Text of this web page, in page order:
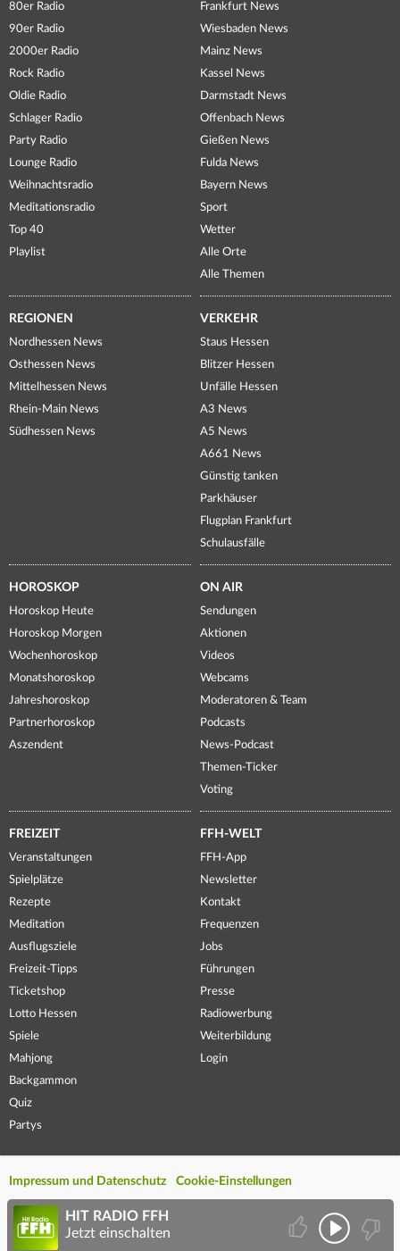
80er Radio
90er Radio
2000er Radio
Rock Radio
Oldie Radio
Schlager Radio
Party Radio
Lounge Radio
Weihnachtsradio
Meditationsradio
Top 40
Playlist
Frankfurt News
Wiesbaden News
Mainz News
Kassel News
Darmstadt News
Offenbach News
Gießen News
Fulda News
Bayern News
Sport
Wetter
Alle Orte
Alle Themen
REGIONEN
Nordhessen News
Osthessen News
Mittelhessen News
Rhein-Main News
Südhessen News
VERKEHR
Staus Hessen
Blitzer Hessen
Unfälle Hessen
A3 News
A5 News
A661 News
Günstig tanken
Parkhäuser
Flugplan Frankfurt
Schulausfälle
HOROSKOP
Horoskop Heute
Horoskop Morgen
Wochenhoroskop
Monatshoroskop
Jahreshoroskop
Partnerhoroskop
Aszendent
ON AIR
Sendungen
Aktionen
Videos
Webcams
Moderatoren & Team
Podcasts
News-Podcast
Themen-Ticker
Voting
FREIZEIT
Veranstaltungen
Spielplätze
Rezepte
Meditation
Ausflugsziele
Freizeit-Tipps
Ticketshop
Lotto Hessen
Spiele
Mahjong
Backgammon
Quiz
Partys
FFH-WELT
FFH-App
Newsletter
Kontakt
Frequenzen
Jobs
Führungen
Presse
Radiowerbung
Weiterbildung
Login
Impressum und Datenschutz Cookie-Einstellungen
HIT RADIO FFH
Jetzt einschalten